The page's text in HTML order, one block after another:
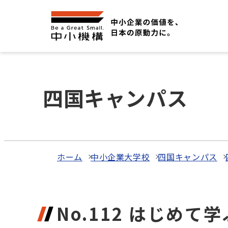
四国キャンパス
ホーム 中小企業大学校 四国キャンパス
No.112 はじめて